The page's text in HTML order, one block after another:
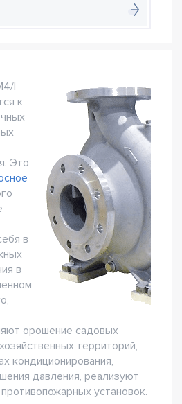
I
к
Это
в
в
орошение садовых
территорий,
кондиционирования,
давления, реализуют
установок.